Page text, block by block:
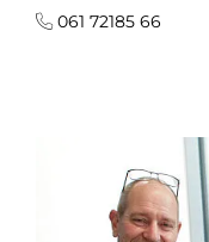
061 72185 66